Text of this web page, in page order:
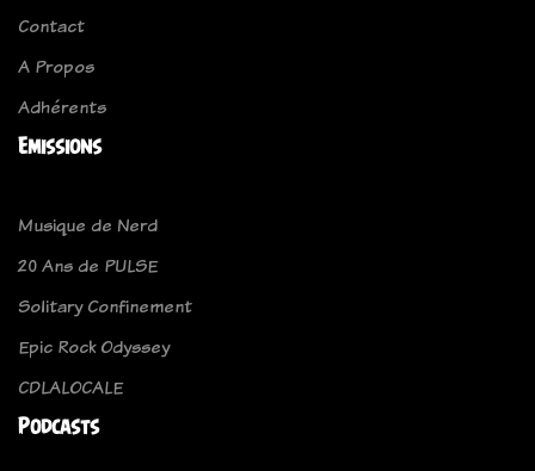
Contact
A Propos
Adhérents
Emissions
Musique de Nerd
20 Ans de PULSE
Solitary Confinement
Epic Rock Odyssey
CDLALOCALE
Podcasts